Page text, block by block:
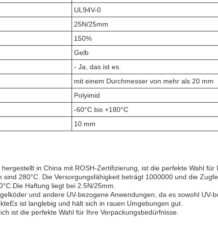
UL94V-0
25N/25mm
150%
Gelb
- Ja, das ist es.
mit einem Durchmesser von mehr als 20 mm
Polyimid
-60°C bis +180°C
10 mm
in China mit ROSH-Zertifizierung, ist die perfekte Wahl
280°C. Die Versorgungsfähigkeit beträgt 1000000 und die
Haftung liegt bei 2.5N/25mm.
und andere UV-bezogene Anwendungen, da es sowohl
ist langlebig und hält sich in rauen Umgebungen gut.
ist die perfekte Wahl für Ihre Verpackungsbedürfnisse.